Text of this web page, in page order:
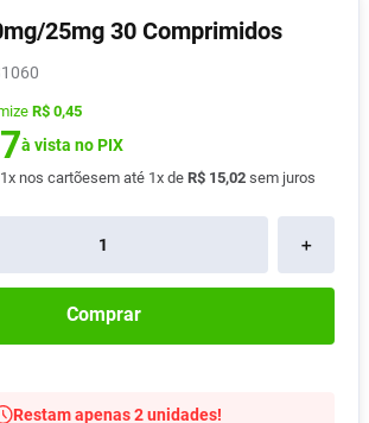
25mg 30 Comprimidos
R$ 0,45
à vista no PIX
1x nos cartõesem até 1x de R$ 15,02 sem juros
＋
Comprar
Restam apenas 2 unidades!
D